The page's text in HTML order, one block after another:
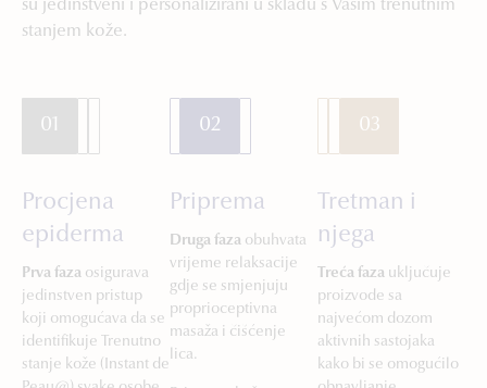
su jedinstveni i personalizirani u skladu s Vašim trenutnim
stanjem kože.
01
Procjena
epiderma
Prva faza osigurava
jedinstven pristup
koji omogućava da se
identifikuje Trenutno
stanje kože (Instant de
02
Priprema
Druga faza obuhvata
vrijeme relaksacije
gdje se smjenjuju
proprioceptivna
masaža i čišćenje
lica.
03
Tretman i
njega
Treća faza uključuje
proizvode sa
najvećom dozom
aktivnih sastojaka
kako bi se omogućilo